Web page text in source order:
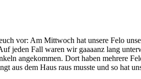
vor: Am Mittwoch hat unsere Felo
jeden Fall waren wir gaaaanz lang
angekommen. Dort haben mehrere
aus dem Haus raus musste und so hat